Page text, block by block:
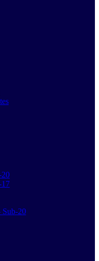
20
17
Sub-20